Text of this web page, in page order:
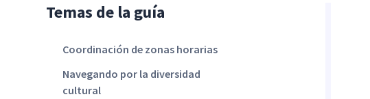
Temas de la guía
Coordinación de zonas horarias
Navegando por la diversidad
cultural